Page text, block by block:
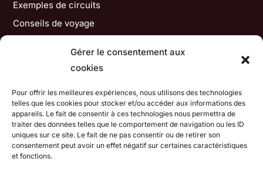
Gérer le consentement aux
cookies
Pour offrir les meilleures expériences, nous utilisons des technologies
telles que les cookies pour stocker et/ou accéder aux informations des
appareils. Le fait de consentir à ces technologies nous permettra de
traiter des données telles que le comportement de navigation ou les ID
uniques sur ce site. Le fait de ne pas consentir ou de retirer son
consentement peut avoir un effet négatif sur certaines caractéristiques
et fonctions.
Exemples de circuits
Conseils de voyage
Informations
Contactez-moi
Avis de voyageurs
Conditions d'utilisation